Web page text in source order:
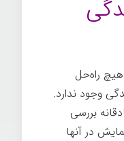
راه‌حل
وجود ندارد.
بررسی
در آنها